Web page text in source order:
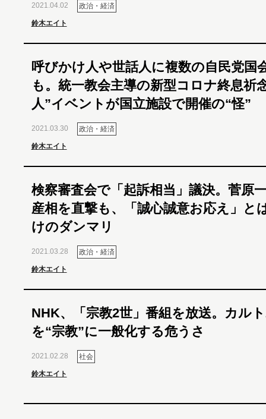
2021.04.02 政治・経済
鈴木エイト
呼びかけ人や世話人に複数の自民党国
も。統一教会主導の新型コロナ終息祈
人”イベントが国立施設で開催の“怪”
2021.03.30 政治・経済
鈴木エイト
検察審査会で「起訴相当」議決。菅原
産相を直撃も、「誠心誠意お応え」と
けのダンマリ
2021.03.28 政治・経済
鈴木エイト
NHK、「宗教2世」番組を放送。カル
を“宗教”に一般化する危うさ
2021.02.28 社会
鈴木エイト